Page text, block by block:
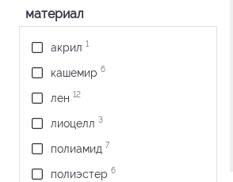
материал
акрил 1
кашемир 6
лен 12
лиоцелл 3
полиамид 7
полиэстер 6